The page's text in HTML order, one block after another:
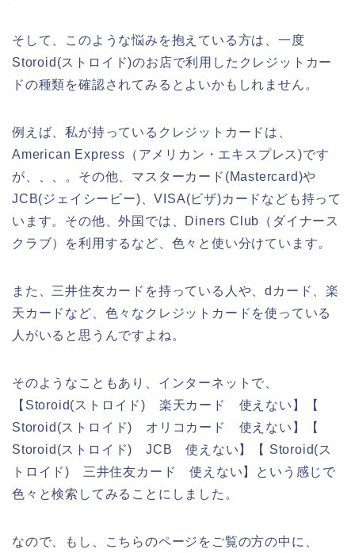
そして、このような悩みを抱えている方は、一度
Storoid(ストロイド)のお店で利用したクレジットカー
ドの種類を確認されてみるとよいかもしれません。
例えば、私が持っているクレジットカードは、
American Express（アメリカン・エキスプレス)です
が、、、。その他、マスターカード(Mastercard)や
JCB(ジェイシービー)、VISA(ビザ)カードなども持って
います。その他、外国では、Diners Club（ダイナース
クラブ）を利用するなど、色々と使い分けています。
また、三井住友カードを持っている人や、dカード、楽
天カードなど、色々なクレジットカードを使っている
人がいると思うんですよね。
そのようなこともあり、インターネットで、
【Storoid(ストロイド) 楽天カード 使えない】【
Storoid(ストロイド) オリコカード 使えない】【
Storoid(ストロイド) JCB 使えない】【 Storoid(ス
トロイド) 三井住友カード 使えない】という感じで
色々と検索してみることにしました。
なので、もし、こちらのページをご覧の方の中に、